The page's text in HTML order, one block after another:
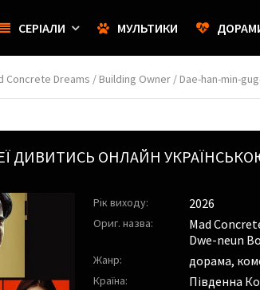
СЕРІАЛИ МУЛЬТИКИ
Concrete Dreams / Building Owner / Dae-han-min-
ДИВИТИСЬ ОНЛАЙН
Рік виходу: 2026
Ориг. назва:
Mad
Dwe-neun
Жанр: дорама,
Країна: Південна